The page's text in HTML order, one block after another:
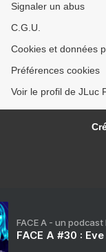
Signaler un abus
C.G.U.
Cookies et données
Préférences cookies
Voir le profil de JLuc
FACE A - un
FACE A #30 :